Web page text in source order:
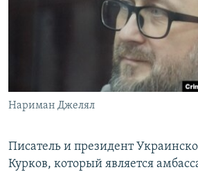
ПОБЕДИТЕЛЕЙ НЕ СУДЯТ?
КРЫМ.НЕПОКОРЕННЫЙ
УКРАИНСКАЯ ПРОБЛЕМА КРЫМА
Все сайты RFE/RL
Нариман Джелял
Писатель и президент
Курков, который является